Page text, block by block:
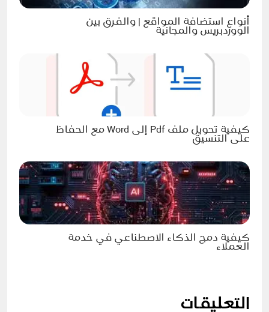
أنواع استضافة المواقع | والفرق بين
الووردبريس والمجانية
كيفية تحويل ملف Pdf إلى Word مع الحفاظ
على التنسيق
كيفية دمج الذكاء الاصطناعي في خدمة
العملاء
التعليقات